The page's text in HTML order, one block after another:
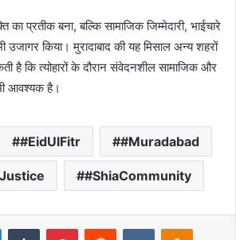
का प्रतीक बना, बल्कि सामाजिक जिम्मेदारी, भाईचारे
किया। मुरादाबाद की यह मिसाल अन्य शहरों
है कि त्योहारों के दौरान संवेदनशील सामाजिक और
आवश्यक है।
#EidUlFitr #Muradabad
#ShiaCommunity
LinkedInTumblr PinterestReddit VKontakte